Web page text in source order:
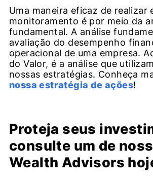
Uma maneira eficaz de realizar
monitoramento é por meio da
fundamental. A análise
avaliação do desempenho
operacional de uma empresa.
do Valor, é a análise que
nossas estratégias. Conheça
nossa estratégia de ações!
Proteja seus
consulte um de
Wealth Advisors